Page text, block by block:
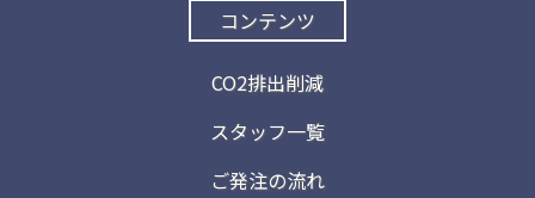
コンテンツ
CO2排出削減
スタッフ一覧
ご発注の流れ